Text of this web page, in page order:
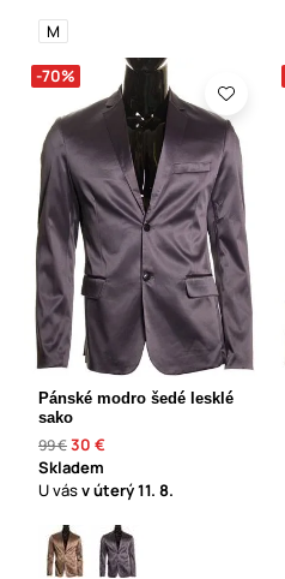
M
-70%
Pánské modro šedé lesklé
sako
99 €30 €
Skladem
U vásv úterý11. 8.